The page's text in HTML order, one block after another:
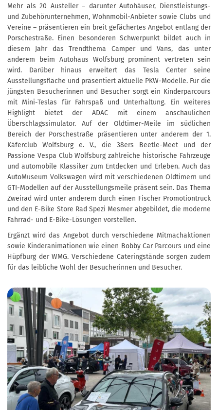
Mehr als 20 Austeller – darunter Autohäuser, Dienstleistungs-
und Zubehörunternehmen, Wohnmobil-Anbieter sowie Clubs und
Vereine – präsentieren ein breit gefächertes Angebot entlang der
Porschestraße. Einen besonderen Schwerpunkt bildet auch in
diesem Jahr das Trendthema Camper und Vans, das unter
anderem beim Autohaus Wolfsburg prominent vertreten sein
wird. Darüber hinaus erweitert das Tesla Center seine
Ausstellungsfläche und präsentiert aktuelle PKW-Modelle. Für die
jüngsten Besucherinnen und Besucher sorgt ein Kinderparcours
mit Mini-Teslas für Fahrspaß und Unterhaltung. Ein weiteres
Highlight bietet der ADAC mit einem anschaulichen
Überschlagssimulator. Auf der Oldtimer-Meile im südlichen
Bereich der Porschestraße präsentieren unter anderem der 1.
Käferclub Wolfsburg e. V., die 38ers Beetle-Meet und der
Passione Vespa Club Wolfsburg zahlreiche historische Fahrzeuge
und automobile Klassiker zum Entdecken und Erleben. Auch das
AutoMuseum Volkswagen wird mit verschiedenen Oldtimern und
GTI-Modellen auf der Ausstellungsmeile präsent sein. Das Thema
Zweirad wird unter anderem durch einen Fischer Promotiontruck
und den E-Bike Store Rad Spezi Mesmer abgebildet, die moderne
Fahrrad- und E-Bike-Lösungen vorstellen.
Ergänzt wird das Angebot durch verschiedene Mitmachaktionen
sowie Kinderanimationen wie einen Bobby Car Parcours und eine
Hüpfburg der WMG. Verschiedene Cateringstände sorgen zudem
für das leibliche Wohl der Besucherinnen und Besucher.